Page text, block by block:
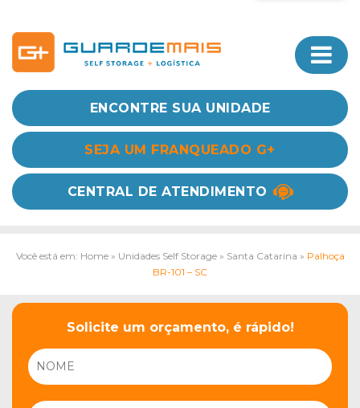
ENCONTRE SUA UNIDADE
SEJA UM FRANQUEADO G+
CENTRAL DE ATENDIMENTO
Você está em: Home» Unidades Self Storage» Santa Catarina » Palhoça
BR-101 – SC
Solicite um orçamento, é rápido!